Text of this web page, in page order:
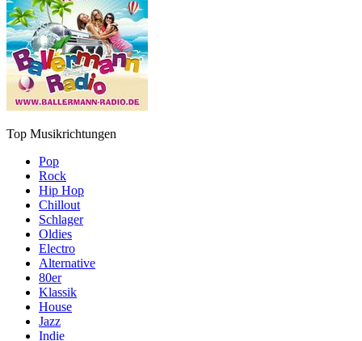
Top Musikrichtungen
Pop
Rock
Hip Hop
Chillout
Schlager
Oldies
Electro
Alternative
80er
Klassik
House
Jazz
Indie